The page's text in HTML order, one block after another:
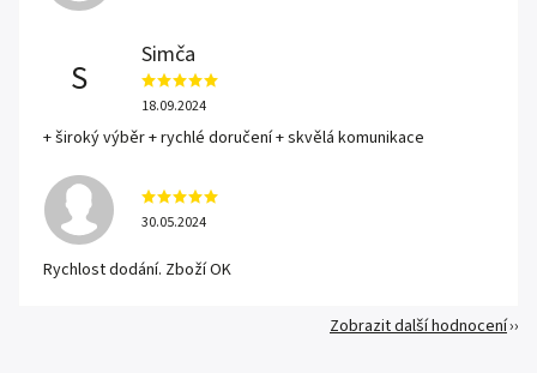
S
Simča
18.09.2024
+ široký výběr + rychlé doručení + skvělá komunikace
30.05.2024
Rychlost dodání. Zboží OK
Zobrazit další hodnocení